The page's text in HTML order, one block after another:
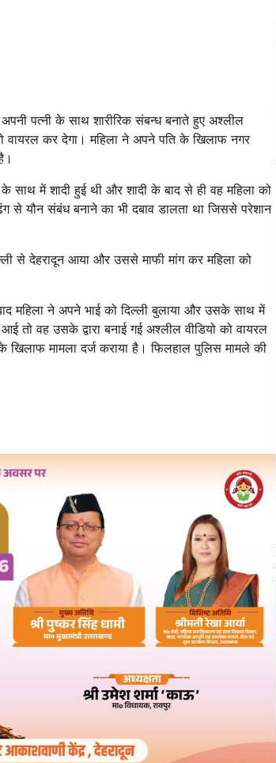
पत्नी के साथ शारीरिक संबन्ध बनाते हुए अश्लील
वायरल कर देगा। महिला ने अपने पति के खिलाफ नगर
साथ में शादी हुई थी और शादी के बाद से ही वह महिला को
यौन संबंध बनाने का भी दबाव डालता था जिससे परेशान
से देहरादून आया और उससे माफी मांग कर महिला को
महिला ने अपने भाई को दिल्ली बुलाया और उसके साथ में
वह उसके द्वारा बनाई गई अश्लील वीडियो को वायरल
मामला दर्ज कराया है। फिलहाल पुलिस मामले की